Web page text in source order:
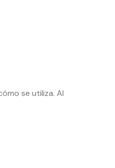
se utiliza. Al